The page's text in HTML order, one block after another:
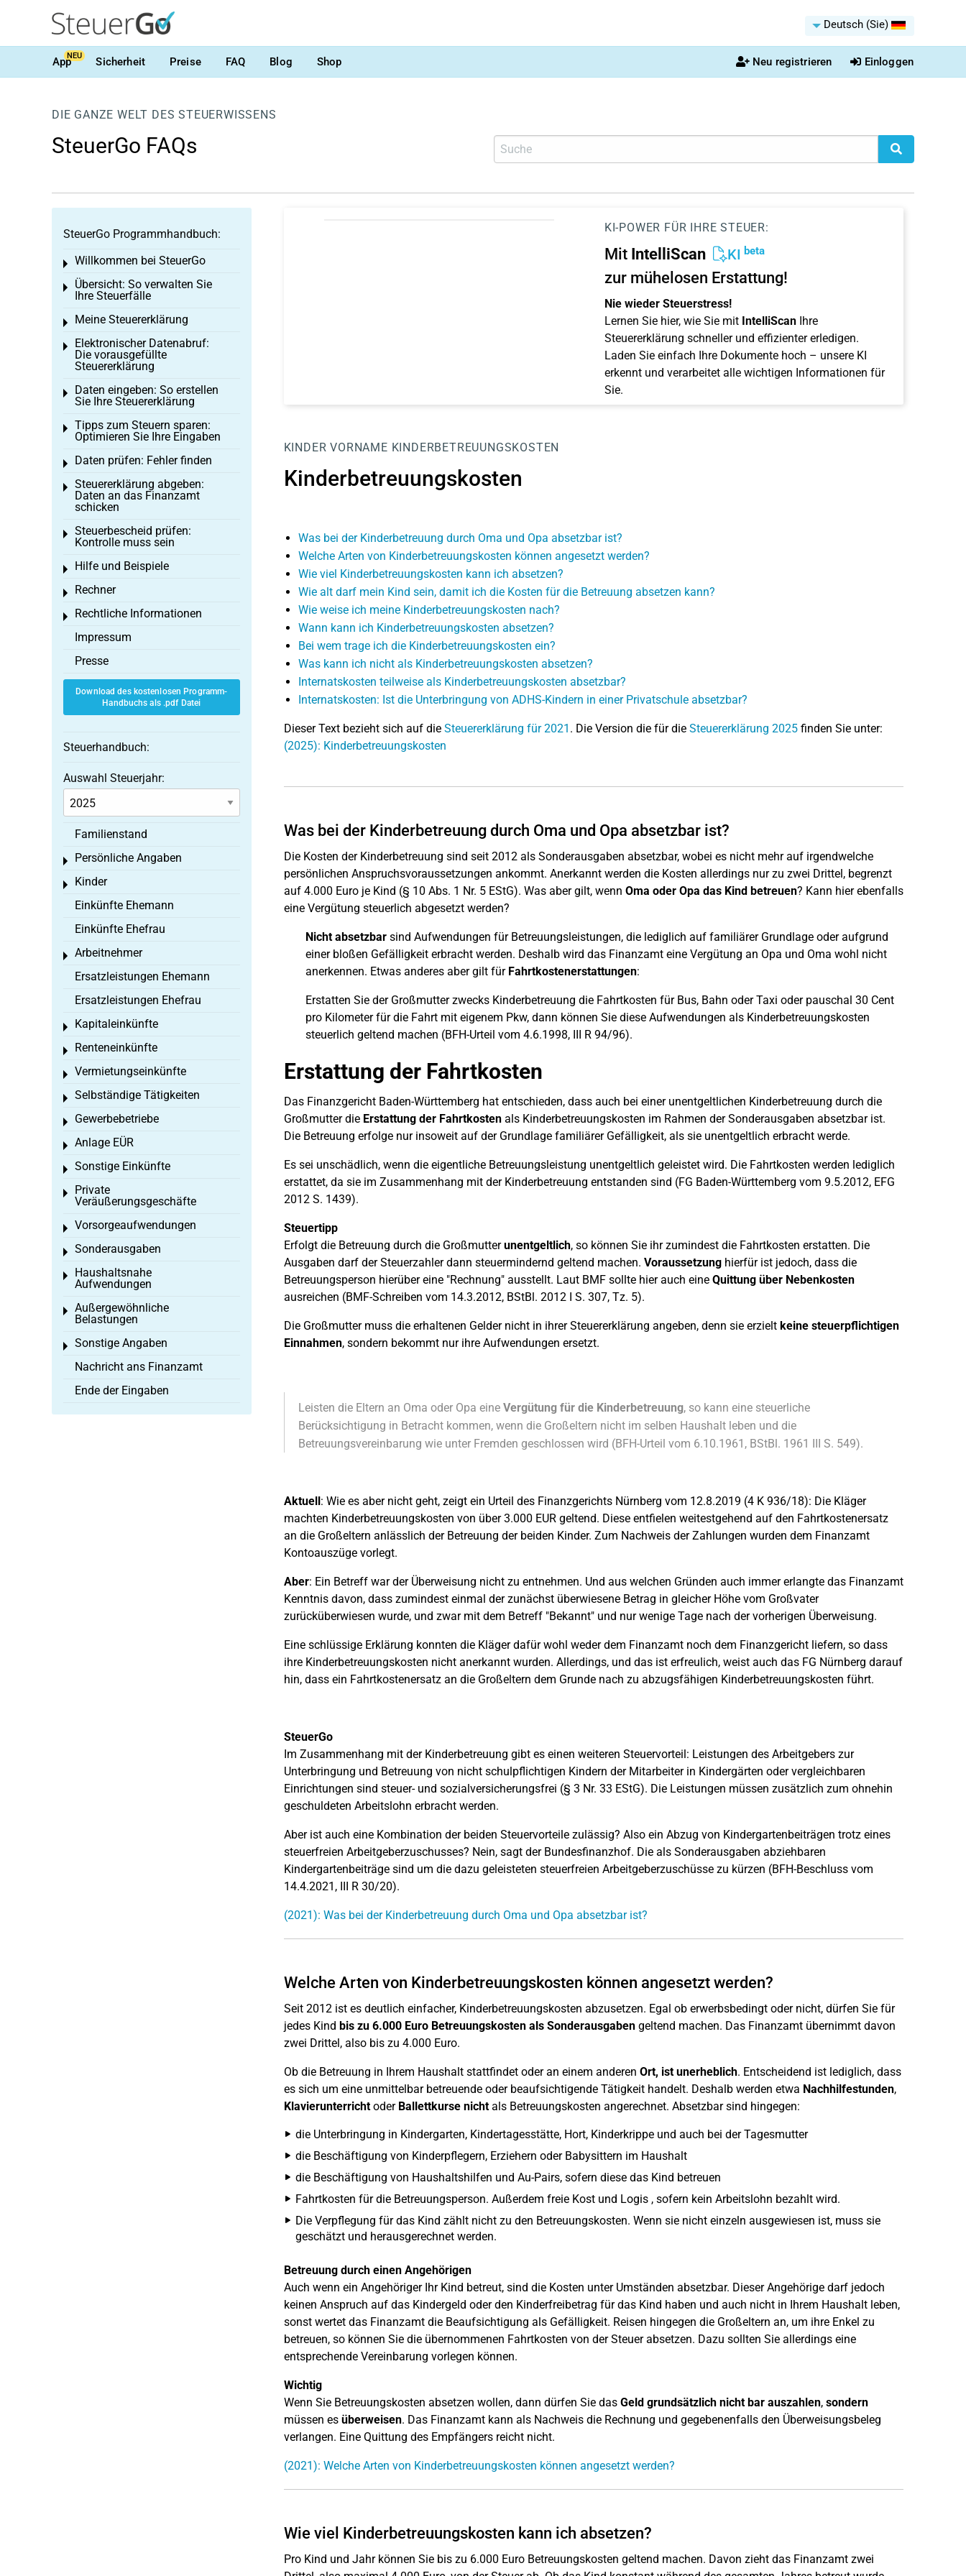
Deutsch (Sie)
AppNEU Sicherheit Preise FAQ Blog Shop Neu registrieren Einloggen
DIE GANZE WELT DES STEUERWISSENS
SteuerGo FAQs
KI-POWER FÜR IHRE STEUER:
Mit IntelliScan KI beta
zur mühelosen Erstattung!
Nie wieder Steuerstress!
Lernen Sie hier, wie Sie mit IntelliScanIhre
Steuererklärung schneller und effizienter erledigen.
Laden Sie einfach Ihre Dokumente hoch – unsere KI
erkennt und verarbeitet alle wichtigen Informationen für
Sie.
KINDER VORNAME KINDERBETREUUNGSKOSTEN
Kinderbetreuungskosten
Was bei der Kinderbetreuung durch Oma und Opa absetzbar ist?
Welche Arten von Kinderbetreuungskosten können angesetzt werden?
Wie viel Kinderbetreuungskosten kann ich absetzen?
Wie alt darf mein Kind sein, damit ich die Kosten für die Betreuung absetzen kann?
Wie weise ich meine Kinderbetreuungskosten nach?
Wann kann ich Kinderbetreuungskosten absetzen?
Bei wem trage ich die Kinderbetreuungskosten ein?
Was kann ich nicht als Kinderbetreuungskosten absetzen?
Internatskosten teilweise als Kinderbetreuungskosten absetzbar?
Internatskosten: Ist die Unterbringung von ADHS-Kindern in einer Privatschule absetzbar?
Dieser Text bezieht sich auf die Steuererklärung für 2021 . Die Version die für die Steuererklärung 2025finden Sie unter:
(2025): Kinderbetreuungskosten
Was bei der Kinderbetreuung durch Oma und Opa absetzbar ist?
Die Kosten der Kinderbetreuung sind seit 2012 als Sonderausgaben absetzbar, wobei es nicht mehr auf irgendwelche
persönlichen Anspruchsvoraussetzungen ankommt. Anerkannt werden die Kosten allerdings nur zu zwei Drittel, begrenzt
auf 4.000 Euro je Kind (§ 10 Abs. 1 Nr. 5 EStG). Was aber gilt, wenn Oma oder Opa das Kind betreuen? Kann hier ebenfalls
eine Vergütung steuerlich abgesetzt werden?
Nicht absetzbarsind Aufwendungen für Betreuungsleistungen, die lediglich auf familiärer Grundlage oder aufgrund
einer bloßen Gefälligkeit erbracht werden. Deshalb wird das Finanzamt eine Vergütung an Opa und Oma wohl nicht
anerkennen. Etwas anderes aber gilt für Fahrtkostenerstattungen:
Erstatten Sie der Großmutter zwecks Kinderbetreuung die Fahrtkosten für Bus, Bahn oder Taxi oder pauschal 30 Cent
pro Kilometer für die Fahrt mit eigenem Pkw, dann können Sie diese Aufwendungen als Kinderbetreuungskosten
steuerlich geltend machen (BFH-Urteil vom 4.6.1998, III R 94/96).
Erstattung der Fahrtkosten
Das Finanzgericht Baden-Württemberg hat entschieden, dass auch bei einer unentgeltlichen Kinderbetreuung durch die
Großmutter dieErstattung der Fahrtkostenals Kinderbetreuungskosten im Rahmen der Sonderausgaben absetzbar ist.
Die Betreuung erfolge nur insoweit auf der Grundlage familiärer Gefälligkeit, als sie unentgeltlich erbracht werde.
Es sei unschädlich, wenn die eigentliche Betreuungsleistung unentgeltlich geleistet wird. Die Fahrtkosten werden lediglich
erstattet, da sie im Zusammenhang mit der Kinderbetreuung entstanden sind (FG Baden-Württemberg vom 9.5.2012, EFG
2012 S. 1439).
Steuertipp
Erfolgt die Betreuung durch die Großmutterunentgeltlich, so können Sie ihr zumindest die Fahrtkosten erstatten. Die
Ausgaben darf der Steuerzahler dann steuermindernd geltend machen. Voraussetzunghierfür ist jedoch, dass die
Betreuungsperson hierüber eine "Rechnung" ausstellt. Laut BMF sollte hier auch eine Quittung über Nebenkosten
ausreichen (BMF-Schreiben vom 14.3.2012, BStBl. 2012 I S. 307, Tz. 5).
Die Großmutter muss die erhaltenen Gelder nicht in ihrer Steuererklärung angeben, denn sie erzieltkeine steuerpflichtigen
Einnahmen, sondern bekommt nur ihre Aufwendungen ersetzt.
Leisten die Eltern an Oma oder Opa eine Vergütung für die Kinderbetreuung, so kann eine steuerliche
Berücksichtigung in Betracht kommen, wenn die Großeltern nicht im selben Haushalt leben und die
Betreuungsvereinbarung wie unter Fremden geschlossen wird (BFH-Urteil vom 6.10.1961, BStBl. 1961 III S. 549).
Aktuell: Wie es aber nicht geht, zeigt ein Urteil des Finanzgerichts Nürnberg vom 12.8.2019 (4 K 936/18): Die Kläger
machten Kinderbetreuungskosten von über 3.000 EUR geltend. Diese entfielen weitestgehend auf den Fahrtkostenersatz
an die Großeltern anlässlich der Betreuung der beiden Kinder. Zum Nachweis der Zahlungen wurden dem Finanzamt
Kontoauszüge vorlegt.
Aber: Ein Betreff war der Überweisung nicht zu entnehmen. Und aus welchen Gründen auch immer erlangte das Finanzamt
Kenntnis davon, dass zumindest einmal der zunächst überwiesene Betrag in gleicher Höhe vom Großvater
zurücküberwiesen wurde, und zwar mit dem Betreff "Bekannt" und nur wenige Tage nach der vorherigen Überweisung.
Eine schlüssige Erklärung konnten die Kläger dafür wohl weder dem Finanzamt noch dem Finanzgericht liefern, so dass
ihre Kinderbetreuungskosten nicht anerkannt wurden. Allerdings, und das ist erfreulich, weist auch das FG Nürnberg darauf
hin, dass ein Fahrtkostenersatz an die Großeltern dem Grunde nach zu abzugsfähigen Kinderbetreuungskosten führt.
SteuerGo
Im Zusammenhang mit der Kinderbetreuung gibt es einen weiteren Steuervorteil: Leistungen des Arbeitgebers zur
Unterbringung und Betreuung von nicht schulpflichtigen Kindern der Mitarbeiter in Kindergärten oder vergleichbaren
Einrichtungen sind steuer- und sozialversicherungsfrei (§ 3 Nr. 33 EStG). Die Leistungen müssen zusätzlich zum ohnehin
geschuldeten Arbeitslohn erbracht werden.
Aber ist auch eine Kombination der beiden Steuervorteile zulässig? Also ein Abzug von Kindergartenbeiträgen trotz eines
steuerfreien Arbeitgeberzuschusses? Nein, sagt der Bundesfinanzhof. Die als Sonderausgaben abziehbaren
Kindergartenbeiträge sind um die dazu geleisteten steuerfreien Arbeitgeberzuschüsse zu kürzen (BFH-Beschluss vom
14.4.2021, III R 30/20).
(2021): Was bei der Kinderbetreuung durch Oma und Opa absetzbar ist?
Welche Arten von Kinderbetreuungskosten können angesetzt werden?
Seit 2012 ist es deutlich einfacher, Kinderbetreuungskosten abzusetzen. Egal ob erwerbsbedingt oder nicht, dürfen Sie für
jedes Kind bis zu 6.000 Euro Betreuungskosten als Sonderausgabengeltend machen. Das Finanzamt übernimmt davon
zwei Drittel, also bis zu 4.000 Euro.
Ob die Betreuung in Ihrem Haushalt stattfindet oder an einem anderen Ort, ist unerheblich. Entscheidend ist lediglich, dass
es sich um eine unmittelbar betreuende oder beaufsichtigende Tätigkeit handelt. Deshalb werden etwa Nachhilfestunden,
Klavierunterrichtoder Ballettkurse nichtals Betreuungskosten angerechnet. Absetzbar sind hingegen:
die Unterbringung in Kindergarten, Kindertagesstätte, Hort, Kinderkrippe und auch bei der Tagesmutter
die Beschäftigung von Kinderpflegern, Erziehern oder Babysittern im Haushalt
die Beschäftigung von Haushaltshilfen und Au-Pairs, sofern diese das Kind betreuen
Fahrtkosten für die Betreuungsperson. Außerdem freie Kost und Logis , sofern kein Arbeitslohn bezahlt wird.
Die Verpflegung für das Kind zählt nicht zu den Betreuungskosten. Wenn sie nicht einzeln ausgewiesen ist, muss sie
geschätzt und herausgerechnet werden.
Betreuung durch einen Angehörigen
Auch wenn ein Angehöriger Ihr Kind betreut, sind die Kosten unter Umständen absetzbar. Dieser Angehörige darf jedoch
keinen Anspruch auf das Kindergeld oder den Kinderfreibetrag für das Kind haben und auch nicht in Ihrem Haushalt leben,
sonst wertet das Finanzamt die Beaufsichtigung als Gefälligkeit. Reisen hingegen die Großeltern an, um ihre Enkel zu
betreuen, so können Sie die übernommenen Fahrtkosten von der Steuer absetzen. Dazu sollten Sie allerdings eine
entsprechende Vereinbarung vorlegen können.
Wichtig
Wenn Sie Betreuungskosten absetzen wollen, dann dürfen Sie das Geld grundsätzlich nicht bar auszahlen, sondern
müssen es überweisen. Das Finanzamt kann als Nachweis die Rechnung und gegebenenfalls den Überweisungsbeleg
verlangen. Eine Quittung des Empfängers reicht nicht.
(2021): Welche Arten von Kinderbetreuungskosten können angesetzt werden?
Wie viel Kinderbetreuungskosten kann ich absetzen?
Pro Kind und Jahr können Sie bis zu 6.000 Euro Betreuungskosten geltend machen. Davon zieht das Finanzamt zwei
SteuerGo Programmhandbuch:
Willkommen bei SteuerGo
Toggle menu
Übersicht: So verwalten Sie
Ihre Steuerfälle
Toggle menu
Meine Steuererklärung
Toggle menu
Elektronischer Datenabruf:
Die vorausgefüllte
Steuererklärung
Toggle menu
Daten eingeben: So erstellen
Sie Ihre Steuererklärung
Toggle menu
Tipps zum Steuern sparen:
Optimieren Sie Ihre Eingaben
Toggle menu
Daten prüfen: Fehler finden
Toggle menu
Steuererklärung abgeben:
Daten an das Finanzamt
schicken
Toggle menu
Steuerbescheid prüfen:
Kontrolle muss sein
Toggle menu
Hilfe und Beispiele
Toggle menu
Rechner
Toggle menu
Rechtliche Informationen
Toggle menu
Impressum
Presse
Download des kostenlosen Programm-
Handbuchs als .pdf Datei
Steuerhandbuch:
Auswahl Steuerjahr:
Familienstand
Persönliche Angaben
Toggle menu
Kinder
Toggle menu
Einkünfte Ehemann
Einkünfte Ehefrau
Arbeitnehmer
Toggle menu
Ersatzleistungen Ehemann
Ersatzleistungen Ehefrau
Kapitaleinkünfte
Toggle menu
Renteneinkünfte
Toggle menu
Vermietungseinkünfte
Toggle menu
Selbständige Tätigkeiten
Toggle menu
Gewerbebetriebe
Toggle menu
Anlage EÜR
Toggle menu
Sonstige Einkünfte
Toggle menu
Private
Veräußerungsgeschäfte
Toggle menu
Vorsorgeaufwendungen
Toggle menu
Sonderausgaben
Toggle menu
Haushaltsnahe
Aufwendungen
Toggle menu
Außergewöhnliche
Belastungen
Toggle menu
Sonstige Angaben
Toggle menu
Nachricht ans Finanzamt
Ende der Eingaben